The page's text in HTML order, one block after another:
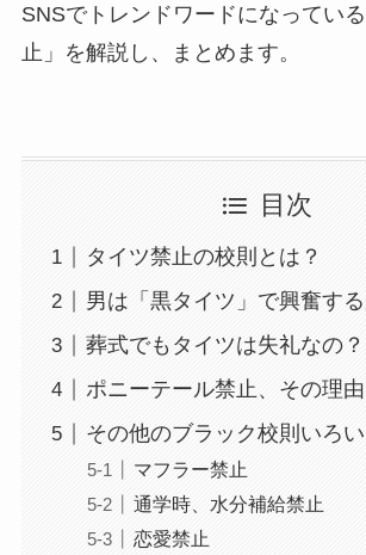
SNSでトレンドワードになってい
止」を解説し、まとめます。
目次
タイツ禁止の校則とは？
男は「黒タイツ」で興奮す
葬式でもタイツは失礼なの？
ポニーテール禁止、その理由
その他のブラック校則いろい
マフラー禁止
通学時、水分補給禁止
恋愛禁止